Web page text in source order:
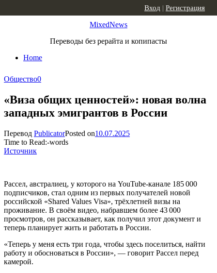
MixedNews
Переводы без рерайта и копипасты
Home
Вход | Регистрация
Общество0
«Виза общих ценностей»: новая волна
западных эмигрантов в России
Перевод PublicatorPosted on10.07.2025
Time to Read:-words
Источник
Рассел, австралиец, у которого на YouTube-канале 185 000
подписчиков, стал одним из первых получателей новой
российской «Shared Values Visa», трёхлетней визы на
проживание. В своём видео, набравшем более 43 000
просмотров, он рассказывает, как получил этот документ и
теперь планирует жить и работать в России.
«Теперь у меня есть три года, чтобы здесь поселиться, найти
работу и обосноваться в России», — говорит Рассел перед
камерой.